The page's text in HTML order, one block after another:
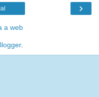
›
a web
.